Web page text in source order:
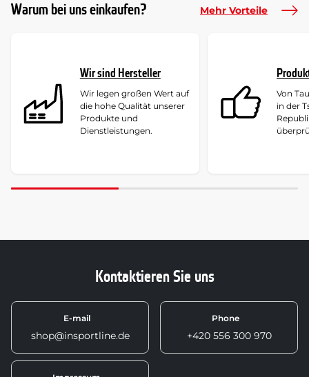
Warum bei uns einkaufen? Mehr Vorteile
Wir sind Hersteller
Wir legen großen Wert auf
die hohe Qualität unserer
Produkte und
Dienstleistungen.
Von
in der
Kontaktieren Sie uns
E-mail
shop@insportline.de
Phone
+420 556 300 970